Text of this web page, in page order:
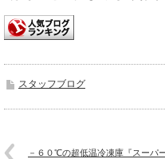
スタッフブログ
－６０℃の超低温冷凍庫『スーパ